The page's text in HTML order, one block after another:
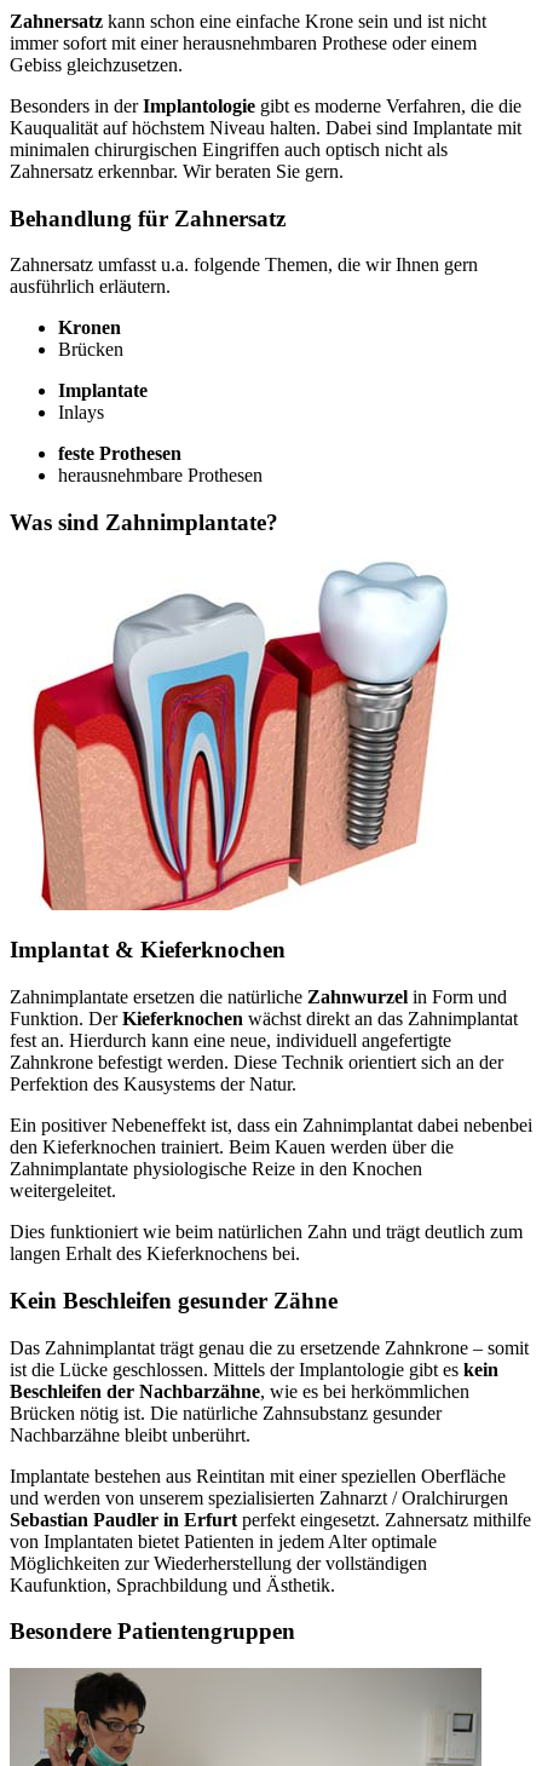
Zahnersatz kann schon eine einfache Krone sein und ist nicht
immer sofort mit einer herausnehmbaren Prothese oder einem
Gebiss gleichzusetzen.
Besonders in derImplantologie gibt es moderne Verfahren, die die
Kauqualität auf höchstem Niveau halten. Dabei sind Implantate mit
minimalen chirurgischen Eingriffen auch optisch nicht als
Zahnersatz erkennbar. Wir beraten Sie gern.
Behandlung für Zahnersatz
Zahnersatz umfasst u.a. folgende Themen, die wir Ihnen gern
ausführlich erläutern.
Kronen
Brücken
Implantate
Inlays
feste Prothesen
herausnehmbare Prothesen
Was sind Zahnimplantate?
Implantat & Kieferknochen
Zahnimplantate ersetzen die natürliche Zahnwurzel in Form und
Funktion. DerKieferknochen wächst direkt an das Zahnimplantat
fest an. Hierdurch kann eine neue, individuell angefertigte
Zahnkrone befestigt werden. Diese Technik orientiert sich an der
Perfektion des Kausystems der Natur.
Ein positiver Nebeneffekt ist, dass ein Zahnimplantat dabei nebenbei
den Kieferknochen trainiert. Beim Kauen werden über die
Zahnimplantate physiologische Reize in den Knochen
weitergeleitet.
Dies funktioniert wie beim natürlichen Zahn und trägt deutlich zum
langen Erhalt des Kieferknochens bei.
Kein Beschleifen gesunder Zähne
Das Zahnimplantat trägt genau die zu ersetzende Zahnkrone – somit
ist die Lücke geschlossen. Mittels der Implantologie gibt es kein
Beschleifen der Nachbarzähne, wie es bei herkömmlichen
Brücken nötig ist. Die natürliche Zahnsubstanz gesunder
Nachbarzähne bleibt unberührt.
Implantate bestehen aus Reintitan mit einer speziellen Oberfläche
und werden von unserem spezialisierten Zahnarzt / Oralchirurgen
Sebastian Paudler in Erfurt perfekt eingesetzt. Zahnersatz mithilfe
von Implantaten bietet Patienten in jedem Alter optimale
Möglichkeiten zur Wiederherstellung der vollständigen
Kaufunktion, Sprachbildung und Ästhetik.
Besondere Patientengruppen